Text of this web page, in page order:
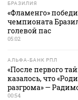
БРАЗИЛИЯ
«Фламенго»
чемпионата
голевой пас
05:02
АЛЬФА-БАНК РПЛ
«После первого
казалось, что
разгрома» —
00:54